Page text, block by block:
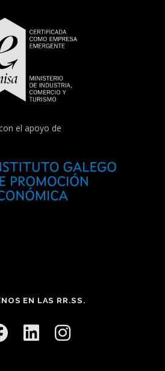
el apoyo de
EN LAS RR.SS.